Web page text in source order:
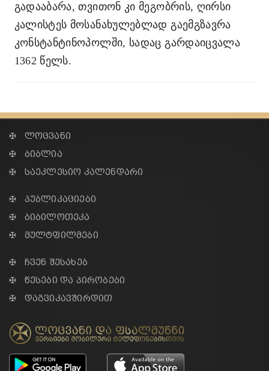
გადააბარა, თვითონ კი მეგობრის, ღირსი
კალისტეს მოსანახულებლად გაემგზავრა
კონსტანტინოპოლში, სადაც გარდაიცვალა
1362 წელს.
✠ ლოცვანი
✠ ბიბლია
✠ საეკლესიო კალენდარი
✠ პუბლიკაციები
✠ ბიბილოთეკა
✠ მულტფილმები
✠ ჩვენ შესახებ
✠ წესები და პირობები
✠ დაგვიკავშირდით